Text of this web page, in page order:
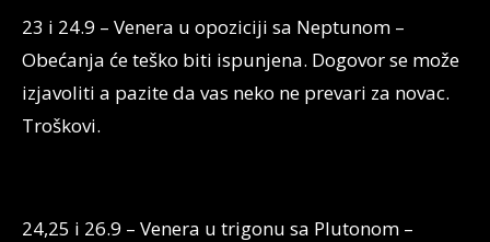
23 i 24.9 – Venera u opoziciji sa Neptunom –
Obećanja će teško biti ispunjena. Dogovor se može
izjavoliti a pazite da vas neko ne prevari za novac.
Troškovi.
24,25 i 26.9 – Venera u trigonu sa Plutonom –